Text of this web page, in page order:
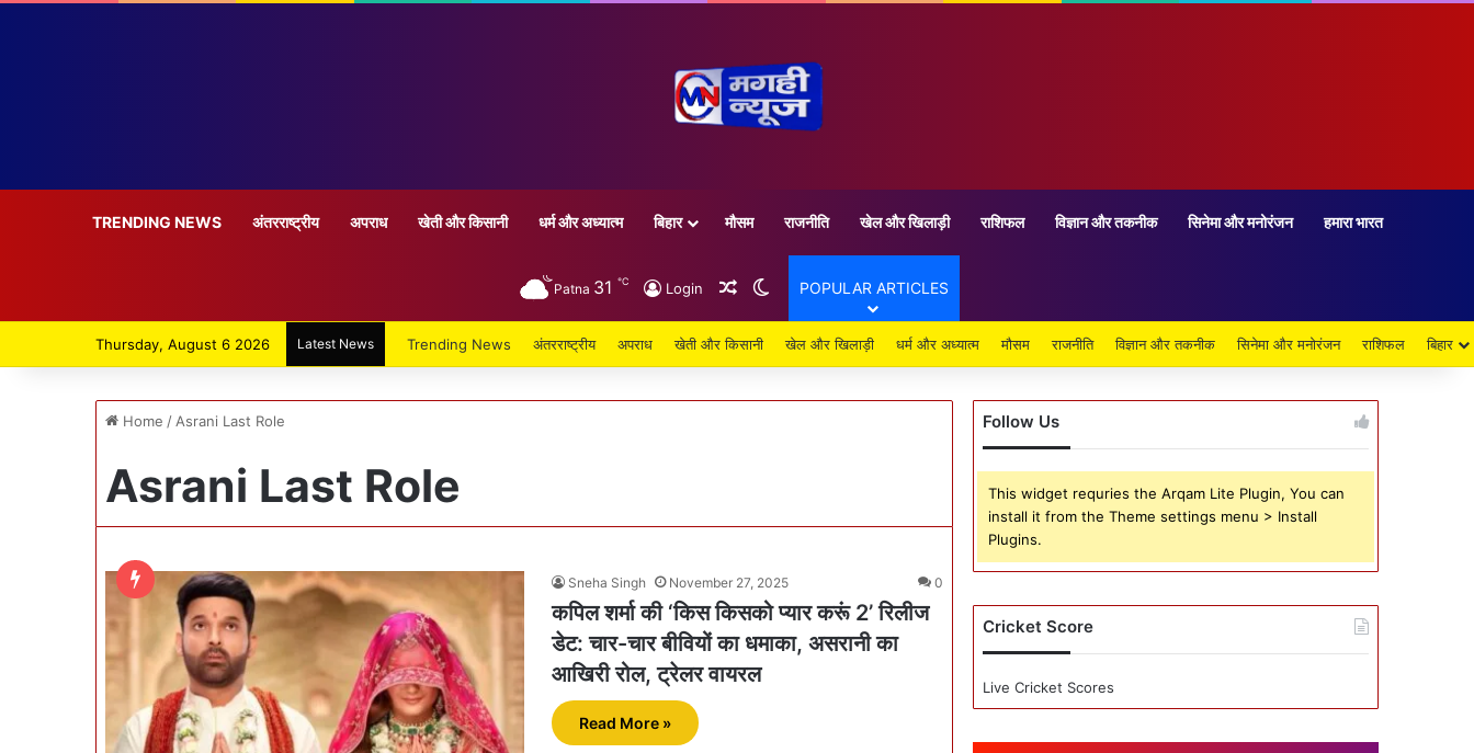
TRENDING NEWS अंतरराष्ट्रीय अपराध खेती और किसानी धर्म और अध्यात्म बिहार मौसम राजनीति खेल और खिलाड़ी राशिफल विज्ञान और तकनीक सिनेमा और मनोरंजन हमारा भारत
Patna 31 ℃ Login Random Article
Switch skin
POPULAR ARTICLES
Thursday, August 6 2026 Latest News Trending News अंतरराष्ट्रीय अपराध खेती और किसानी खेल और खिलाड़ी धर्म और अध्यात्म मौसम राजनीति विज्ञान और तकनीक सिनेमा और मनोरंजन राशिफल बिहार
Home / Asrani Last Role
Asrani Last Role
Sneha Singh November 27, 2025 0
कपिल शर्मा की ‘किस किसको प्यार करूं 2’ रिलीज
डेट: चार-चार बीवियों का धमाका, असरानी का
आखिरी रोल, ट्रेलर वायरल
Read More »
Follow Us
This widget requries the Arqam Lite Plugin, You can
install it from the Theme settings menu > Install
Plugins.
Cricket Score
Live Cricket Scores